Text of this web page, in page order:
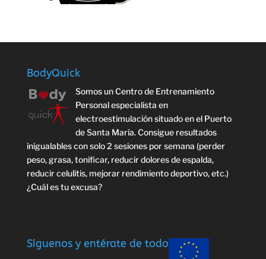
BodyQuick
Somos un Centro de Entrenamiento
Personal especialista en
electroestimulación situado en el Puerto
de Santa María. Consigue resultados
inigualables con solo 2 sesiones por semana (perder
peso, grasa, tonificar, reducir dolores de espalda,
reducir celulitis, mejorar rendimiento deportivo, etc.)
¿Cuál es tu excusa?
Síguenos y entérate de todo